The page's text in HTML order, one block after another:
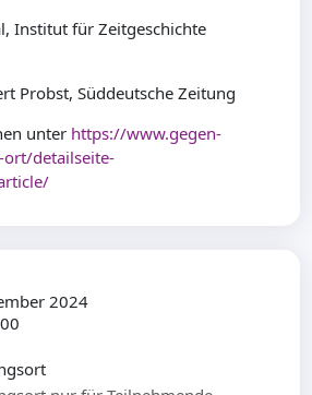
Institut für Zeitgeschichte
Probst, Süddeutsche Zeitung
unter https://www.gegen-
ort/detailseite-
2024